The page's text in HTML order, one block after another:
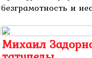
безграмотность и
Михаил